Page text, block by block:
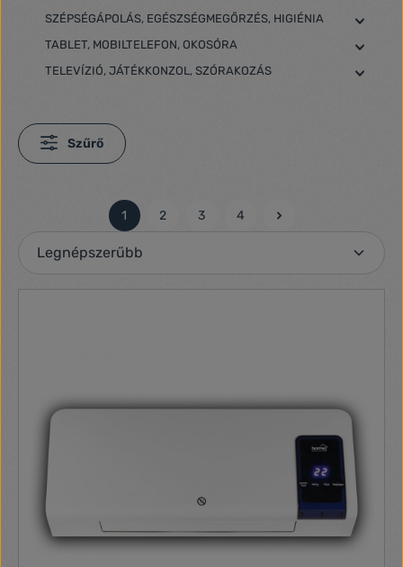
SZÉPSÉGÁPOLÁS, EGÉSZSÉGMEGŐRZÉS, HIGIÉNIA
TABLET, MOBILTELEFON, OKOSÓRA
TELEVÍZIÓ, JÁTÉKKONZOL, SZÓRAKOZÁS
Szűrő
Oldal
1
Oldal
2
Oldal
3
Oldal
4